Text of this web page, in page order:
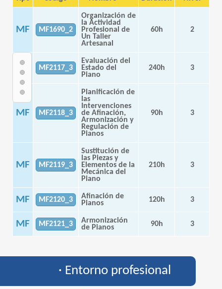
MF MF1690_2
Organización de
la Actividad
Profesional de
Un Taller
Artesanal
60h 2
MF MF2117_3
Evaluación del
Estado del
Piano
240h 3
MF MF2118_3
Planificación de
las
Intervenciones
de Afinación,
Armonización y
Regulación de
Pianos
90h 3
MF MF2119_3
Sustitución de
las Piezas y
Elementos de la
Mecánica del
Piano
210h 3
MF MF2120_3
Afinación de
Pianos
120h 3
MF MF2121_3
Armonización
de Pianos
90h 3
· Entorno profesional